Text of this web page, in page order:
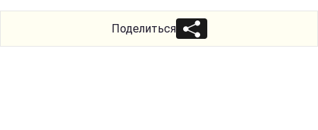
Поделиться